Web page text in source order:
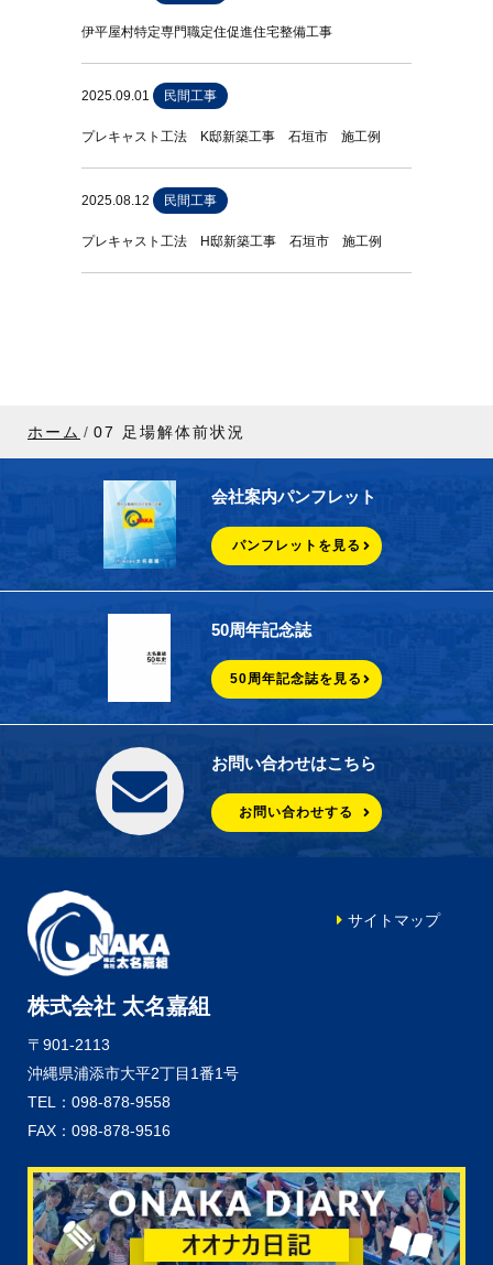
伊平屋村特定専門職定住促進住宅整備工事
2025.09.01 民間工事
プレキャスト工法 K邸新築工事 石垣市 施工例
2025.08.12 民間工事
プレキャスト工法 H邸新築工事 石垣市 施工例
ホーム 07 足場解体前状況
会社案内パンフレット
パンフレットを見る
50周年記念誌
50周年記念誌を見る
お問い合わせはこちら
お問い合わせする
株式会社 太名嘉組
〒901-2113
沖縄県浦添市大平2丁目1番1号
TEL：098-878-9558
FAX：098-878-9516
サイトマップ